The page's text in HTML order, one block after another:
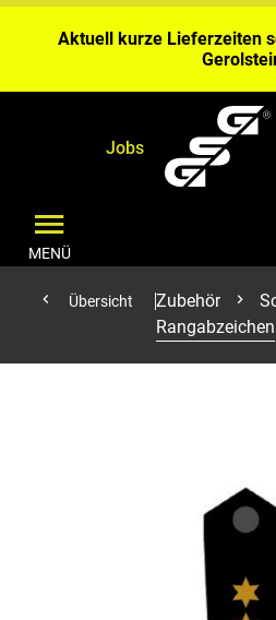
Aktuell kurze Lieferzeiten
Wochen
Aktuell kurze Lieferzeiten
Gerolstein.
Jobs
MENÜ
Übersicht Zubehör
Rangabzeichen